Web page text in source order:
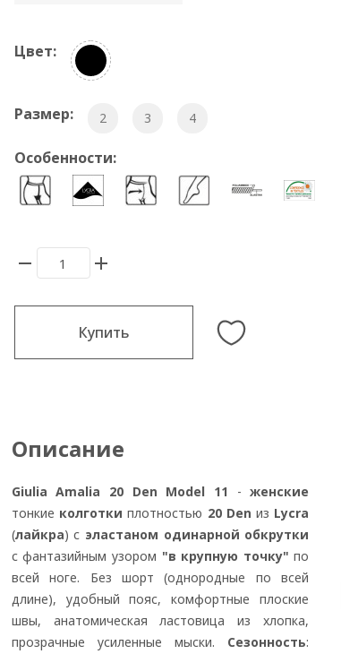
Цвет:
Размер: 2 3 4
Особенности:
Купить
Описание
Giulia Amalia 20 Den Model 11 -женские
тонкие колготкиплотностью 20 Denиз Lycra
(лайкра) с эластаном одинарной обкрутки
с фантазийным узором "в крупную точку"по
всей ноге. Без шорт (однородные по всей
длине), удобный пояс, комфортные плоские
швы, анатомическая ластовица из хлопка,
прозрачные усиленные мыски. Сезонность: